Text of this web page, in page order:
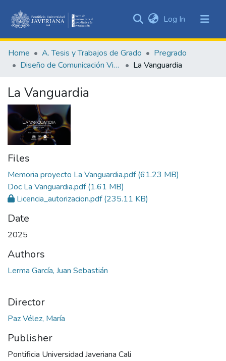
&
Collections
Log In (current)
Home A. Tesis y Trabajos de Grado
Pregrado
Diseño de Comunicación Visual
La Vanguardia
La Vanguardia
Files
Memoria proyecto La Vanguardia.pdf(61.23 MB)
Doc La Vanguardia.pdf(1.61 MB)
Licencia_autorizacion.pdf(235.11 KB)
Date
2025
Authors
Lerma García, Juan Sebastián
Director
Paz Vélez, María
Publisher
Pontificia Universidad Javeriana Cali